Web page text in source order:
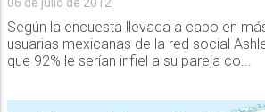
06 de julio de 2012
Según la encuesta llevada a cabo en
usuarias mexicanas de la red social
que 92% le serían infiel a su pareja co...